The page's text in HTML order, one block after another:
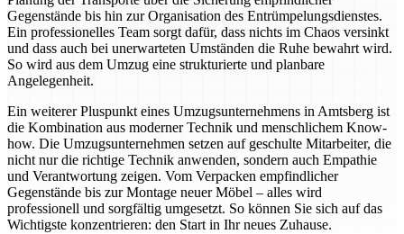
Gegenstände bis hin zur Organisation des Entrümpelungsdienstes.
Ein professionelles Team sorgt dafür, dass nichts im Chaos versinkt
und dass auch bei unerwarteten Umständen die Ruhe bewahrt wird.
So wird aus dem Umzug eine strukturierte und planbare
Angelegenheit.
Ein weiterer Pluspunkt eines Umzugsunternehmens in Amtsberg ist
die Kombination aus moderner Technik und menschlichem Know-
how. Die Umzugsunternehmen setzen auf geschulte Mitarbeiter, die
nicht nur die richtige Technik anwenden, sondern auch Empathie
und Verantwortung zeigen. Vom Verpacken empfindlicher
Gegenstände bis zur Montage neuer Möbel – alles wird
professionell und sorgfältig umgesetzt. So können Sie sich auf das
Wichtigste konzentrieren: den Start in Ihr neues Zuhause.